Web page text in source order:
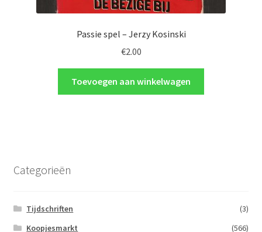
Passie spel – Jerzy Kosinski
€2.00
Toevoegen aan winkelwagen
Categorieën
Tijdschriften
(3)
Koopjesmarkt
(566)